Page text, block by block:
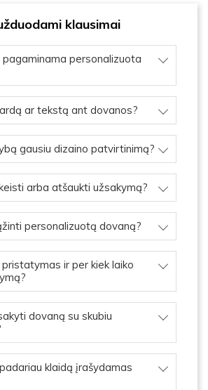
klausimai
pagaminama personalizuota
ar tekstą ant dovanos?
gausiu dizaino patvirtinimą?
arba atšaukti užsakymą?
personalizuotą dovaną?
pristatymas ir per kiek laiko
dovaną su skubiu
klaidą įrašydamas